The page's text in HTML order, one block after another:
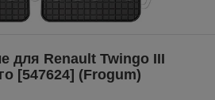
для Renault Twingo III
[547624] (Frogum)